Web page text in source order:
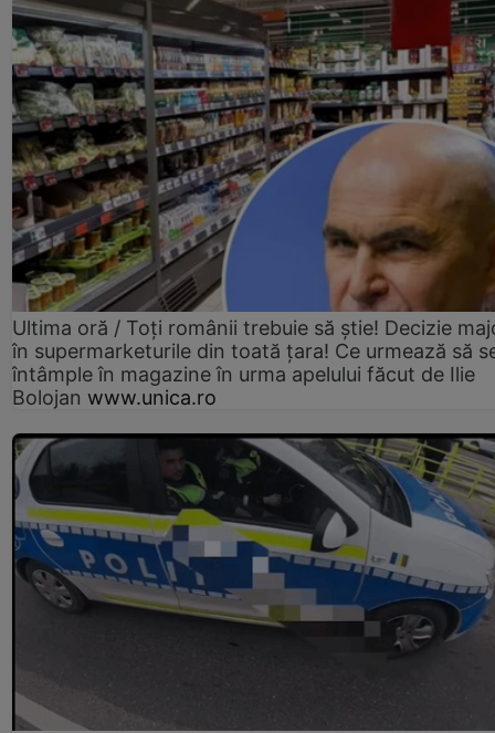
Ultima oră / Toți românii trebuie să știe! Decizie
în supermarketurile din toată țara! Ce urmează să
întâmple în magazine în urma apelului făcut de Ilie
Bolojan www.unica.ro